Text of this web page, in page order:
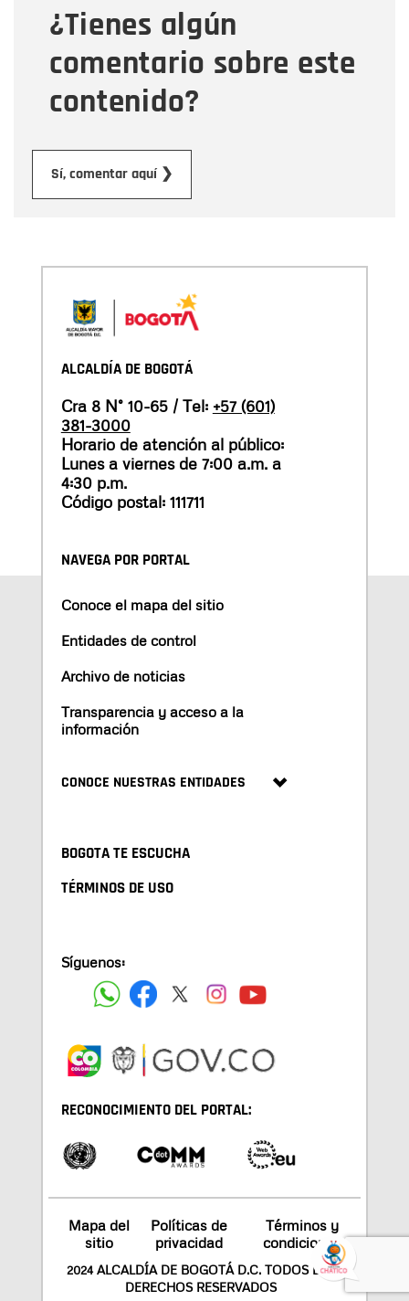
¿Tienes algún
comentario sobre este
contenido?
Sí, comentar aquí ❯
Mensaje
ALCALDÍA DE BOGOTÁ
Cra 8 N° 10-65 / Tel: +57 (601)
381-3000
Horario de atención al público:
Lunes a viernes de 7:00 a.m. a
4:30 p.m.
Código postal: 111711
NAVEGA POR PORTAL
Conoce el mapa del sitio
Entidades de control
Archivo de noticias
Transparencia y acceso a la
información
CONOCE NUESTRAS ENTIDADES
BOGOTA TE ESCUCHA
TÉRMINOS DE USO
Síguenos:
RECONOCIMIENTO DEL PORTAL:
Mapa del
sitio
Políticas de
privacidad
Términos y
condiciones
2024 ALCALDÍA DE BOGOTÁ D.C. TODOS LOS
DERECHOS RESERVADOS